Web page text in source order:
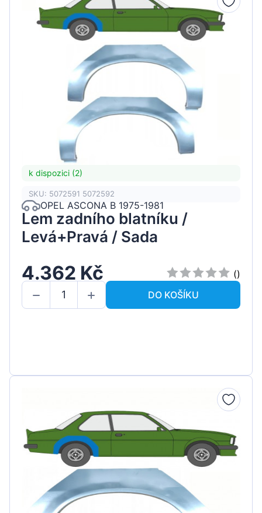
k dispozici (2)
SKU: 5072591 5072592
OPEL ASCONA B 1975-1981
Lem zadního blatníku /
Levá+Pravá / Sada
4.362 Kč
()
DO KOŠÍKU